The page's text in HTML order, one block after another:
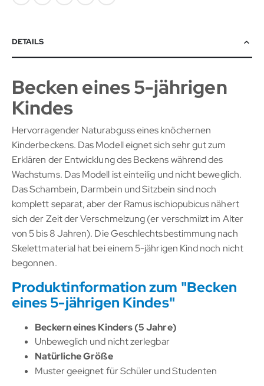
DETAILS
Becken eines 5-jährigen
Kindes
Hervorragender Naturabguss eines knöchernen
Kinderbeckens. Das Modell eignet sich sehr gut zum
Erklären der Entwicklung des Beckens während des
Wachstums. Das Modell ist einteilig und nicht beweglich.
Das Schambein, Darmbein und Sitzbein sind noch
komplett separat, aber der Ramus ischiopubicus nähert
sich der Zeit der Verschmelzung (er verschmilzt im Alter
von 5 bis 8 Jahren). Die Geschlechtsbestimmung nach
Skelettmaterial hat bei einem 5-jährigen Kind noch nicht
begonnen.
Produktinformation zum "Becken
eines 5-jährigen Kindes"
Beckern eines Kinders (5 Jahre)
Unbeweglich und nicht zerlegbar
Natürliche Größe
Muster geeignet für Schüler und Studenten